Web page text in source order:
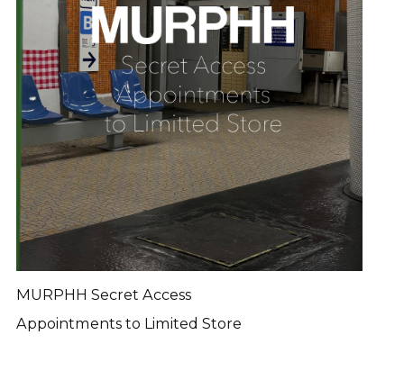
MURPHH Secret Access
Appointments to Limited Store